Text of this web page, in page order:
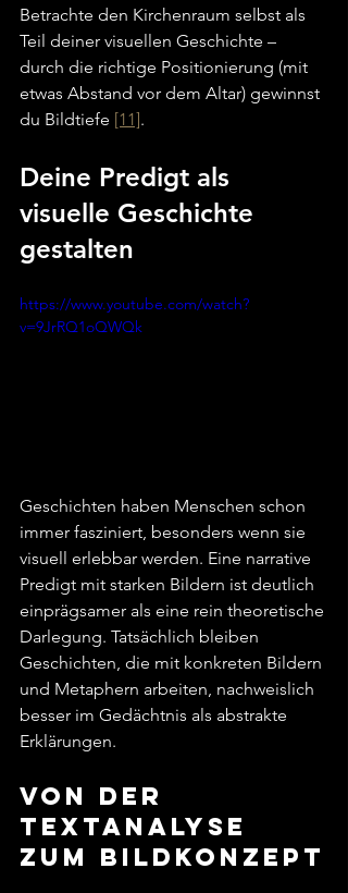
Betrachte den Kirchenraum selbst als
Teil deiner visuellen Geschichte –
durch die richtige Positionierung (mit
etwas Abstand vor dem Altar) gewinnst
du Bildtiefe [11].
Deine Predigt als
visuelle Geschichte
gestalten
https://www.youtube.com/watch?
v=9JrRQ1oQWQk
Geschichten haben Menschen schon
immer fasziniert, besonders wenn sie
visuell erlebbar werden. Eine narrative
Predigt mit starken Bildern ist deutlich
einprägsamer als eine rein theoretische
Darlegung. Tatsächlich bleiben
Geschichten, die mit konkreten Bildern
und Metaphern arbeiten, nachweislich
besser im Gedächtnis als abstrakte
Erklärungen.
Von der
Textanalyse
zum Bildkonzept